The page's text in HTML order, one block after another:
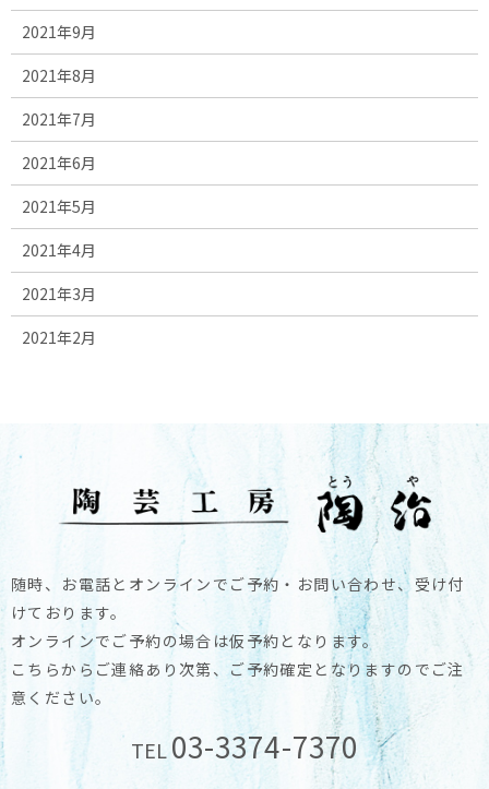
2021年9月
2021年8月
2021年7月
2021年6月
2021年5月
2021年4月
2021年3月
2021年2月
随時、お電話とオンラインでご予約・お問い合わせ、受け付
けております。
オンラインでご予約の場合は仮予約となります。
こちらからご連絡あり次第、ご予約確定となりますのでご注
意ください。
TEL03-3374-7370